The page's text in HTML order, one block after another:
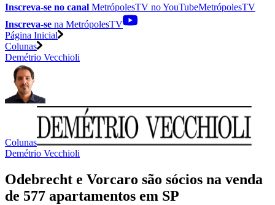
Inscreva-se no canal MetrópolesTV noYouTubeMetrópolesTV
Inscreva-se na MetrópolesTV
Página Inicial
Colunas
Demétrio Vecchioli
Colunas
Demétrio Vecchioli
Odebrecht e Vorcaro são sócios na venda
de 577 apartamentos em SP